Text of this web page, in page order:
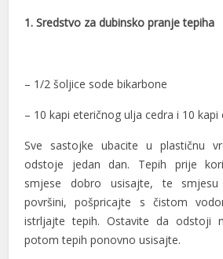
1. Sredstvo za dubinsko pranje tepiha
– 1/2 šoljice sode bikarbone
– 10 kapi eteričnog ulja cedra i 10
Sve sastojke ubacite u plastičnu
odstoje jedan dan. Tepih prije
smjese dobro usisajte, te
površini, pošpricajte s čistom
istrljajte tepih. Ostavite da odstoji
potom tepih ponovno usisajte.